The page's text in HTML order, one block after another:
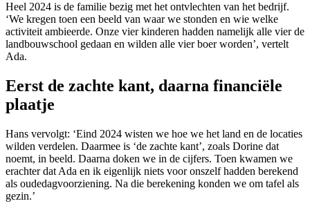
Heel 2024 is de familie bezig met het ontvlechten van het bedrijf.
‘We kregen toen een beeld van waar we stonden en wie welke
activiteit ambieerde. Onze vier kinderen hadden namelijk alle vier de
landbouwschool gedaan en wilden alle vier boer worden’, vertelt
Ada.
Eerst de zachte kant, daarna financiële
plaatje
Hans vervolgt: ‘Eind 2024 wisten we hoe we het land en de locaties
wilden verdelen. Daarmee is ‘de zachte kant’, zoals Dorine dat
noemt, in beeld. Daarna doken we in de cijfers. Toen kwamen we
erachter dat Ada en ik eigenlijk niets voor onszelf hadden berekend
als oudedagvoorziening. Na die berekening konden we om tafel als
gezin.’